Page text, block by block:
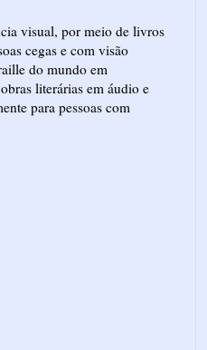
visual, por meio de livros
cegas e com visão
do mundo em
literárias em áudio e
para pessoas com